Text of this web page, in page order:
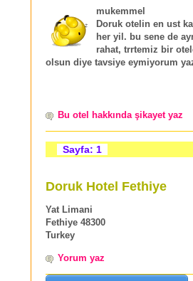
mukemmel
Doruk otelin en ust
her yil. bu sene de
rahat, trrtemiz bir
olsun diye tavsiye eymiyorum
Bu otel hakkında şikayet yaz
Sayfa: 1
Doruk Hotel Fethiye
Yat Limani
Fethiye 48300
Turkey
Yorum yaz